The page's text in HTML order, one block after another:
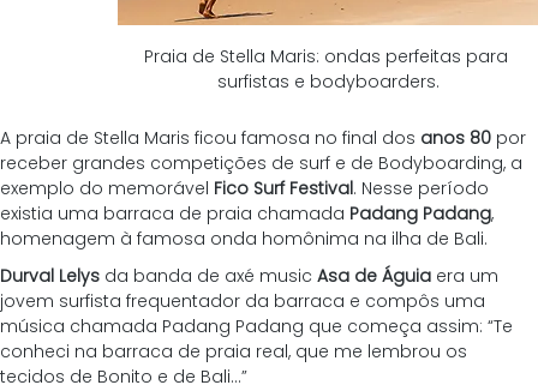
Praia de Stella Maris: ondas perfeitas para
surfistas e bodyboarders.
A praia de Stella Maris ficou famosa no final dos anos 80 por
receber grandes competições de surf e de Bodyboarding, a
exemplo do memorável Fico Surf Festival. Nesse período
existia uma barraca de praia chamada Padang Padang,
homenagem à famosa onda homônima na ilha de Bali.
Durval Lelys da banda de axé music Asa de Águia era um
jovem surfista frequentador da barraca e compôs uma
música chamada Padang Padang que começa assim: “Te
conheci na barraca de praia real, que me lembrou os
tecidos de Bonito e de Bali…”